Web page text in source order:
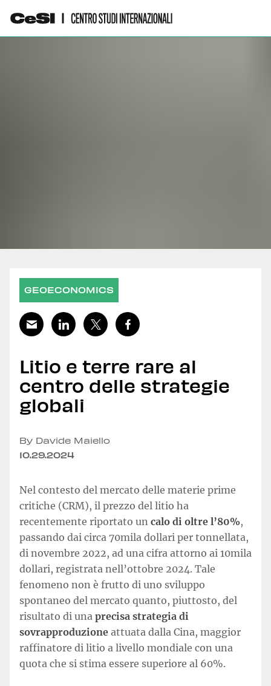
GEOECONOMICS
Litio e terre rare al
centro delle strategie
globali
By Davide Maiello
10.29.2024
Nel contesto del mercato delle materie prime
critiche (CRM), il prezzo del litio ha
recentemente riportato un calo di oltre l’80%,
passando dai circa 70mila dollari per tonnellata,
di novembre 2022, ad una cifra attorno ai 10mila
dollari, registrata nell’ottobre 2024. Tale
fenomeno non è frutto di uno sviluppo
spontaneo del mercato quanto, piuttosto, del
risultato di una precisa strategia di
sovrapproduzione attuata dalla Cina, maggior
raffinatore di litio a livello mondiale con una
quota che si stima essere superiore al 60%.